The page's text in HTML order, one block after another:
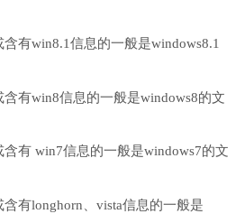
有win8.1信息的一般是windows8.1
有win8信息的一般是windows8的文
含有 win7信息的一般是windows7的文
有longhorn、vista信息的一般是